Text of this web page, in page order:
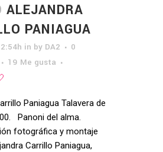
ALEJANDRA
PANIAGUA
in by DA2
0
19 Me gusta
Paniagua Talavera de
Panoni del alma.
fotográfica y montaje
Carrillo Paniagua,